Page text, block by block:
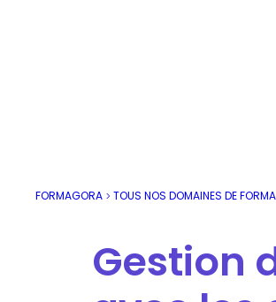
FORMAGORA > TOUS NOS DOMAINES DE
Gestion